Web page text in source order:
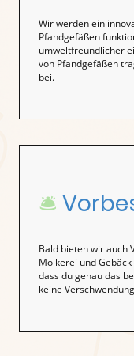
Wir werden ein
Pfandgefäßen
umweltfreundlicher
von Pfandgefäßen
bei.
🛎️
Bald bieten wir auch
Molkerei und
dass du genau das
keine